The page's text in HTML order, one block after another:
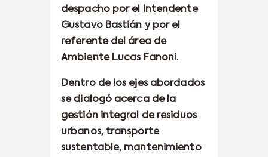
despacho por el Intendente
Gustavo Bastián y por el
referente del área de
Ambiente Lucas Fanoni.
Dentro de los ejes abordados
se dialogó acerca de la
gestión integral de residuos
urbanos, transporte
sustentable, mantenimiento